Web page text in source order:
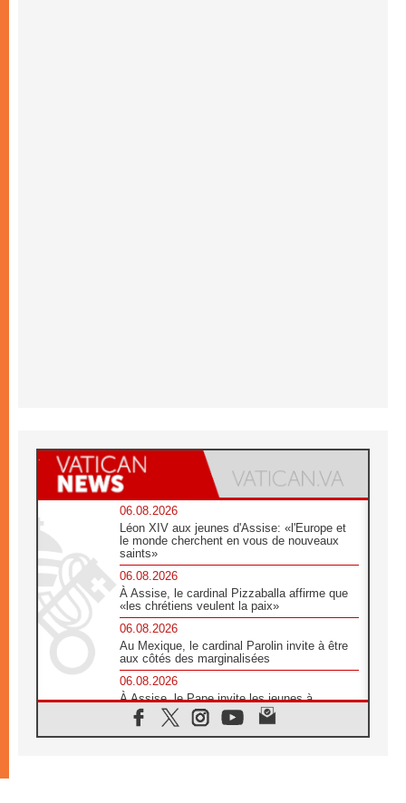
06.08.2026
Léon XIV aux jeunes d'Assise: «l'Europe et
le monde cherchent en vous de nouveaux
saints»
06.08.2026
À Assise, le cardinal Pizzaballa affirme que
«les chrétiens veulent la paix»
06.08.2026
Au Mexique, le cardinal Parolin invite à être
aux côtés des marginalisées
06.08.2026
À Assise, le Pape invite les jeunes à
«construire la civilisation de l'amour»
05.08.2026